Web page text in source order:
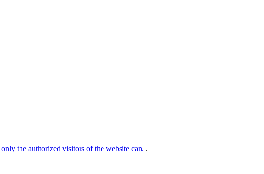
only the authorized visitors of the website can. .